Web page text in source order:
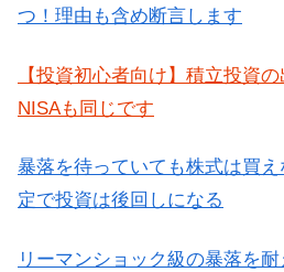
つ！理由も含め断言します
【投資初心者向け】積立投資
NISAも同じです
暴落を待っていても株式は買
定で投資は後回しになる
リーマンショック級の暴落を